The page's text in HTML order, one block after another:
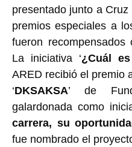
presentado junto a
premios especiales a
fueron
La iniciativa ‘¿Cuál
ARED recibió el premio
‘DKSAKSA’ de
galardonada como
carrera, su
fue nombrado el